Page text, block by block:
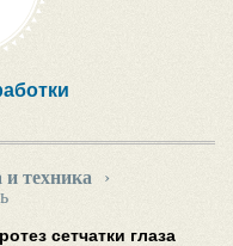
и техника
›
сетчатки глаза